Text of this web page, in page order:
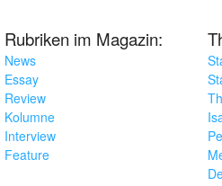
Rubriken im Magazin:
News
Essay
Review
Kolumne
Interview
Feature